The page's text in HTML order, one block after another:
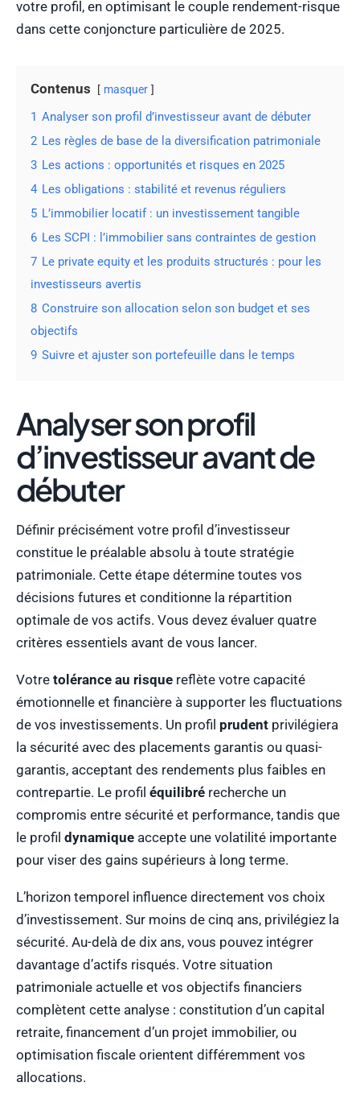
votre profil, en optimisant le couple rendement-risque
dans cette conjoncture particulière de 2025.
Contenus masquer
1 Analyser son profil d’investisseur avant de débuter
2 Les règles de base de la diversification patrimoniale
3 Les actions : opportunités et risques en 2025
4 Les obligations : stabilité et revenus réguliers
5 L’immobilier locatif : un investissement tangible
6 Les SCPI : l’immobilier sans contraintes de gestion
7 Le private equity et les produits structurés : pour les
investisseurs avertis
8 Construire son allocation selon son budget et ses
objectifs
9 Suivre et ajuster son portefeuille dans le temps
Analyser son profil
d’investisseur avant de
débuter
Définir précisément votre profil d’investisseur
constitue le préalable absolu à toute stratégie
patrimoniale. Cette étape détermine toutes vos
décisions futures et conditionne la répartition
optimale de vos actifs. Vous devez évaluer quatre
critères essentiels avant de vous lancer.
Votre tolérance au risque reflète votre capacité
émotionnelle et financière à supporter les fluctuations
de vos investissements. Un profil prudent privilégiera
la sécurité avec des placements garantis ou quasi-
garantis, acceptant des rendements plus faibles en
contrepartie. Le profil équilibré recherche un
compromis entre sécurité et performance, tandis que
le profil dynamique accepte une volatilité importante
pour viser des gains supérieurs à long terme.
L’horizon temporel influence directement vos choix
d’investissement. Sur moins de cinq ans, privilégiez la
sécurité. Au-delà de dix ans, vous pouvez intégrer
davantage d’actifs risqués. Votre situation
patrimoniale actuelle et vos objectifs financiers
complètent cette analyse : constitution d’un capital
retraite, financement d’un projet immobilier, ou
optimisation fiscale orientent différemment vos
allocations.